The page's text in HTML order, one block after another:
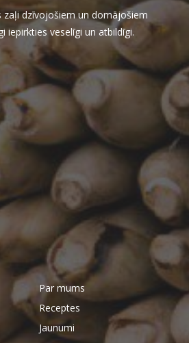
zaļi dzīvojošiem un domājošiem
iepirkties veselīgi un atbildīgi.
Par mums
Receptes
Jaunumi